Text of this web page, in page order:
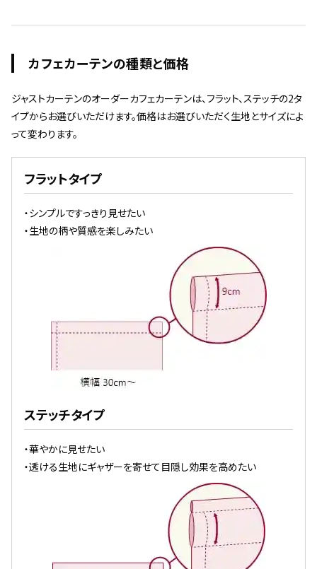
カフェカーテンの種類と価格
ジャストカーテンのオーダーカフェカーテンは、フラット、ステッチの2タ
イプからお選びいただけます。価格はお選びいただく生地とサイズによ
って変わります。
フラットタイプ
・シンプルですっきり見せたい
・生地の柄や質感を楽しみたい
ステッチタイプ
・華やかに見せたい
・透ける生地にギャザーを寄せて目隠し効果を高めたい